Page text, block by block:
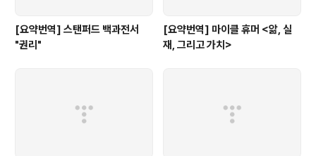
[요약번역] 스탠퍼드 백과전서
"권리"
[요약번역] 마이클 휴머 <앎, 실
재, 그리고 가치>